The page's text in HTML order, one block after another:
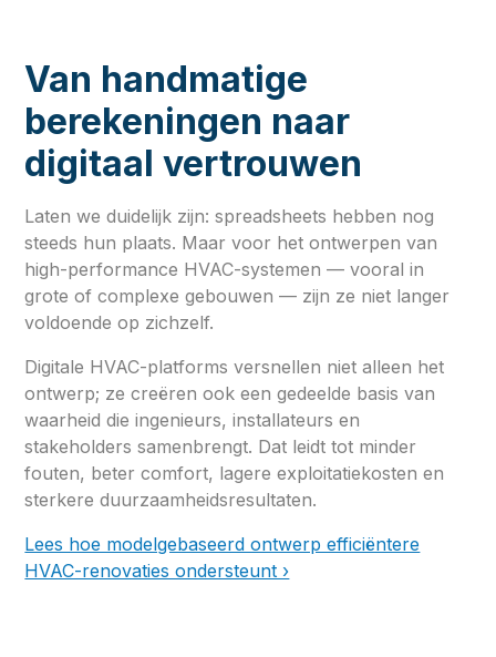
Van handmatige
berekeningen naar
digitaal vertrouwen
Laten we duidelijk zijn: spreadsheets hebben nog
steeds hun plaats. Maar voor het ontwerpen van
high-performance HVAC-systemen — vooral in
grote of complexe gebouwen — zijn ze niet langer
voldoende op zichzelf.
Digitale HVAC-platforms versnellen niet alleen het
ontwerp; ze creëren ook een gedeelde basis van
waarheid die ingenieurs, installateurs en
stakeholders samenbrengt. Dat leidt tot minder
fouten, beter comfort, lagere exploitatiekosten en
sterkere duurzaamheidsresultaten.
Lees hoe modelgebaseerd ontwerp efficiëntere
HVAC-renovaties ondersteunt ›